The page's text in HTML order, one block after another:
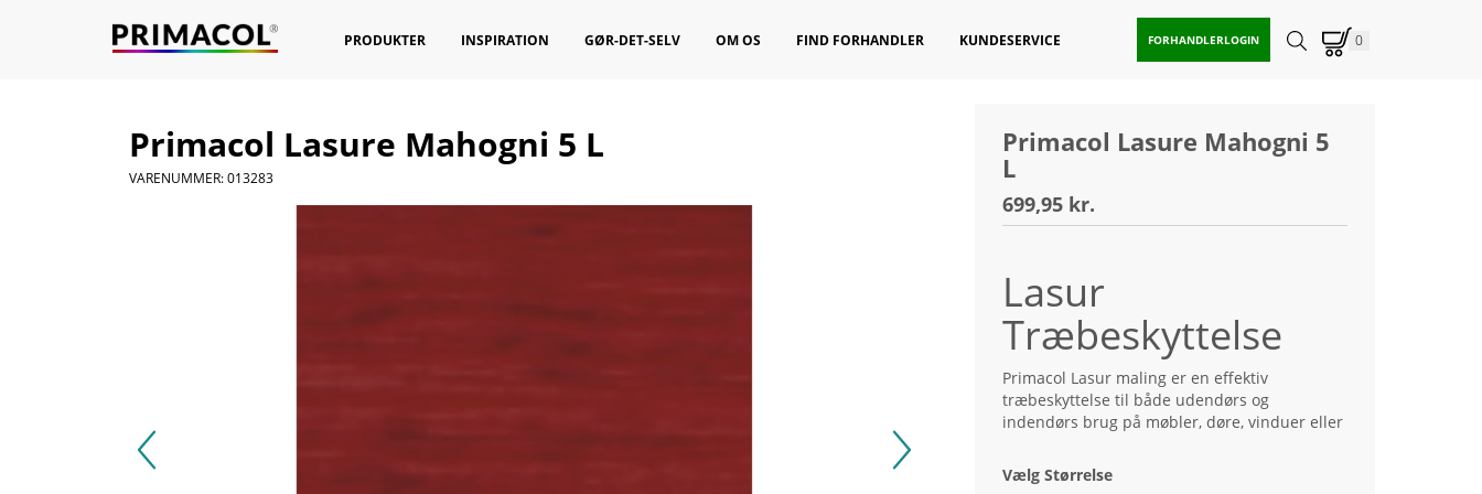
PRODUKTER INSPIRATION GØR-DET-SELV OM OS FIND FORHANDLER KUNDESERVICE FORHANDLERLOGIN 0
Primacol Lasure Mahogni 5 L
VARENUMMER: 013283
Primacol Lasure Mahogni 5
L
699,95 kr.
Lasur
Træbeskyttelse
Primacol Lasur maling er en effektiv
træbeskyttelse til både udendørs og
indendørs brug på møbler, døre, vinduer eller
farver og varianter og beskytter træet mod
vind og vejr. Det endelige dække er resistent
Vælg Størrelse